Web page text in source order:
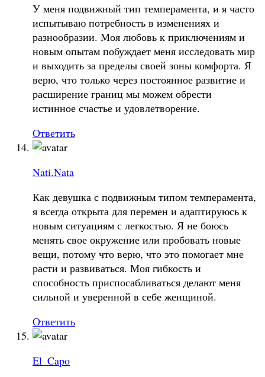
У меня подвижный тип темперамента, и я часто
испытываю потребность в изменениях и
разнообразии. Моя любовь к приключениям и
новым опытам побуждает меня исследовать мир
и выходить за пределы своей зоны комфорта. Я
верю, что только через постоянное развитие и
расширение границ мы можем обрести
истинное счастье и удовлетворение.
Ответить
Nati.Nata
Как девушка с подвижным типом темперамента,
я всегда открыта для перемен и адаптируюсь к
новым ситуациям с легкостью. Я не боюсь
менять свое окружение или пробовать новые
вещи, потому что верю, что это помогает мне
расти и развиваться. Моя гибкость и
способность приспосабливаться делают меня
сильной и уверенной в себе женщиной.
Ответить
El_Capo